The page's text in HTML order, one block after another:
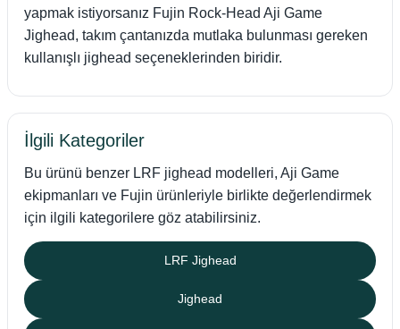
yapmak istiyorsanız Fujin Rock-Head Aji Game
Jighead, takım çantanızda mutlaka bulunması gereken
kullanışlı jighead seçeneklerinden biridir.
İlgili Kategoriler
Bu ürünü benzer LRF jighead modelleri, Aji Game
ekipmanları ve Fujin ürünleriyle birlikte değerlendirmek
için ilgili kategorilere göz atabilirsiniz.
LRF Jighead
Jighead